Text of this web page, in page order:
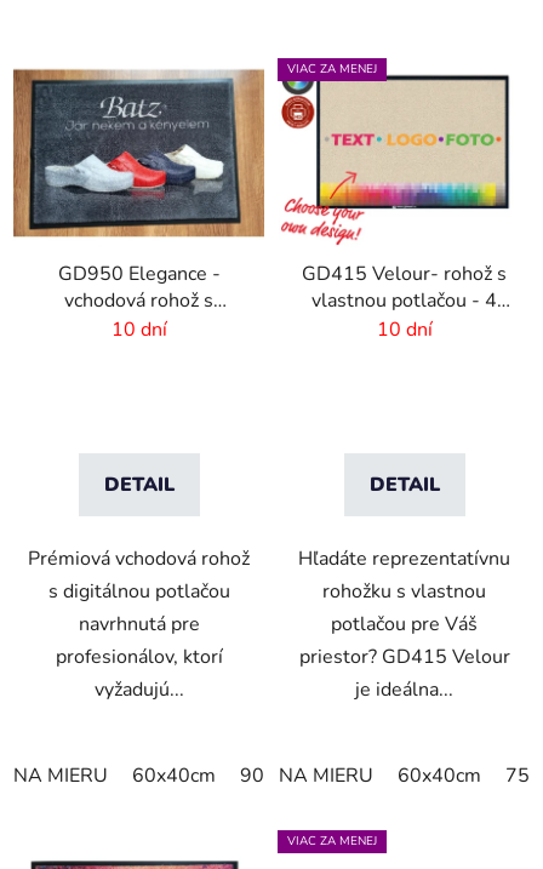
GD950 Elegance -
vchodová rohož s
digitálnou potlačou - 6
10 dní
DETAIL
Prémiová vchodová rohož
s digitálnou potlačou
navrhnutá pre
profesionálov, ktorí
vyžadujú...
NA MIERU 60x40cm 90x60cm 60cm x 80cm
VIAC ZA MENEJ
GD415 Velour- rohož s
vlastnou potlačou - 4
mm vlas
10 dní
DETAIL
Hľadáte reprezentatívnu
rohožku s vlastnou
potlačou pre Váš
priestor? GD415 Velour
je ideálna...
NA MIERU 60x40cm
VIAC ZA MENEJ